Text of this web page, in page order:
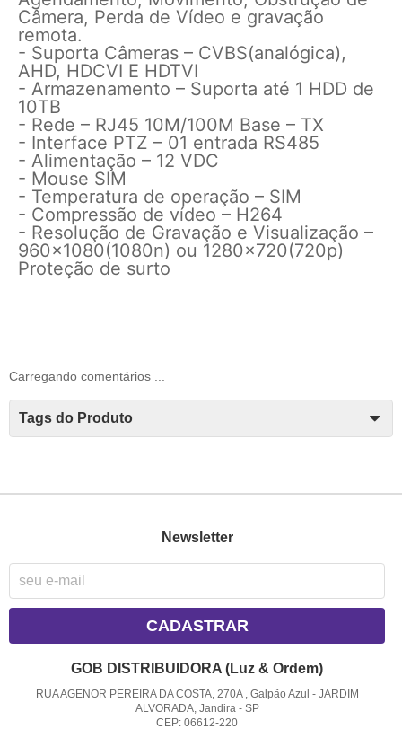
Câmera, Perda de Vídeo e gravação
remota.
- Suporta Câmeras – CVBS(analógica),
AHD, HDCVI E HDTVI
- Armazenamento – Suporta até 1 HDD de
10TB
- Rede – RJ45 10M/100M Base – TX
- Interface PTZ – 01 entrada RS485
- Alimentação – 12 VDC
- Mouse SIM
- Temperatura de operação – SIM
- Compressão de vídeo – H264
- Resolução de Gravação e Visualização –
960×1080(1080n) ou 1280×720(720p)
Proteção de surto
Carregando comentários ...
Tags do Produto
Newsletter
CADASTRAR
GOB DISTRIBUIDORA (Luz & Ordem)
RUA AGENOR PEREIRA DA COSTA, 270A , Galpão Azul - JARDIM
ALVORADA, Jandira- SP
CEP: 06612-220